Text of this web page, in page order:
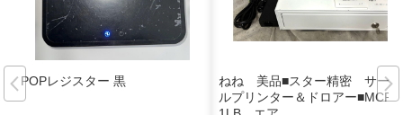
POPレジスター 黒
ねね 美品■スター精密 サーマ
ルプリンター＆ドロアー■MCP3